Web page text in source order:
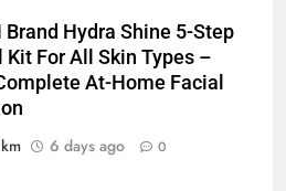
Brand Hydra Shine 5-Step
Kit For All Skin Types –
At-Home Facial
6 days ago 0